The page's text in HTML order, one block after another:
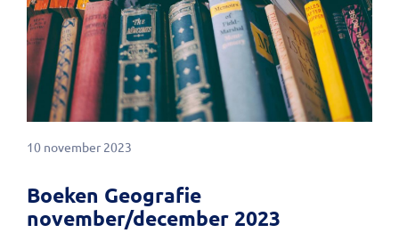
10 november 2023
Boeken Geografie
november/december 2023